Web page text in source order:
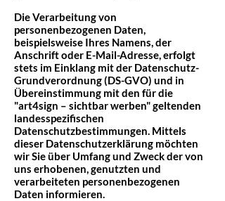
Die Verarbeitung von
personenbezogenen Daten,
beispielsweise Ihres Namens, der
Anschrift oder E-Mail-Adresse, erfolgt
stets im Einklang mit der Datenschutz-
Grundverordnung (DS-GVO) und in
Übereinstimmung mit den für die
"art4sign – sichtbar werben" geltenden
landesspezifischen
Datenschutzbestimmungen. Mittels
dieser Datenschutzerklärung möchten
wir Sie über Umfang und Zweck der von
uns erhobenen, genutzten und
verarbeiteten personenbezogenen
Daten informieren.